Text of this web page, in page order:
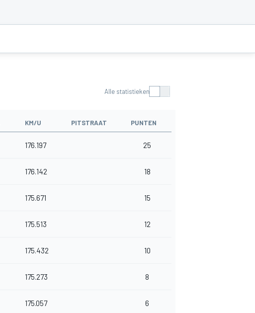
Alle statistieken
KM/U PITSTRAAT PUNTEN
176.197 25
176.142 18
175.671 15
175.513 12
175.432 10
175.273 8
175.057 6